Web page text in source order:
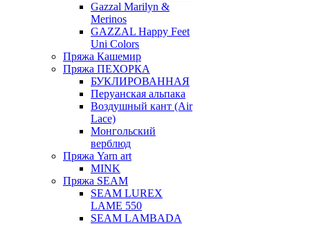
Gazzal Marilyn &
Merinos
GAZZAL Happy Feet
Uni Colors
Пряжа Кашемир
Пряжа ПЕХОРКА
БУКЛИРОВАННАЯ
Перуанская альпака
Воздушный кант (Air
Lace)
Монгольский
верблюд
Пряжа Yarn art
MINK
Пряжа SEAM
SEAM LUREX
LAME 550
SEAM LAMBADA